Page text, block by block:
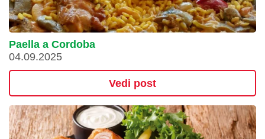
Paella a Cordoba
04.09.2025
Vedi post